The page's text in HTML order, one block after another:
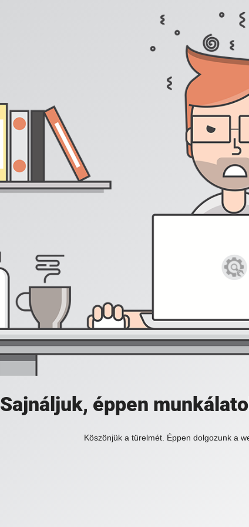
Sajnáljuk, éppen
Köszönjük a türelmét. Éppen dolgozunk a